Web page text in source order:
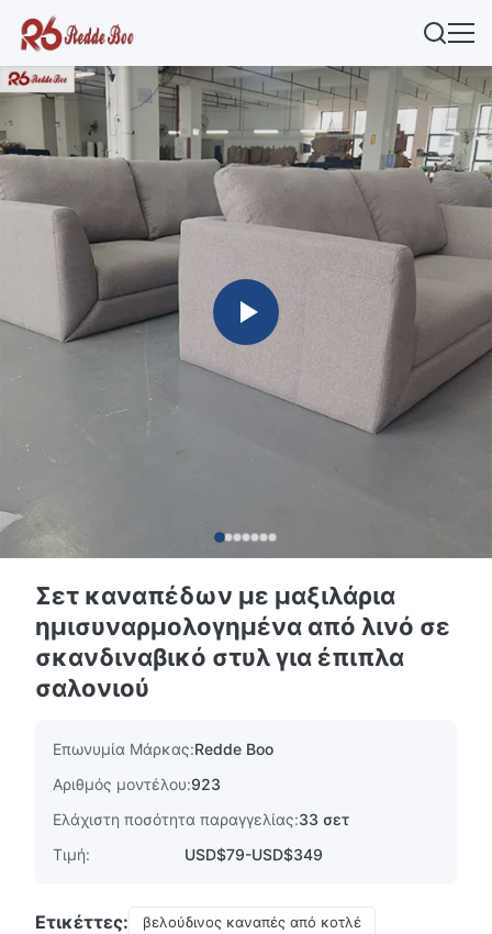
Σετ καναπέδων με μαξιλάρια
ημισυναρμολογημένα από λινό σε
σκανδιναβικό στυλ για έπιπλα
σαλονιού
Επωνυμία Μάρκας:Redde Boo
Αριθμός μοντέλου:923
Ελάχιστη ποσότητα παραγγελίας:33 σετ
Τιμή:
USD$79-USD$349
Ετικέττες:
βελούδινος καναπές από κοτλέ